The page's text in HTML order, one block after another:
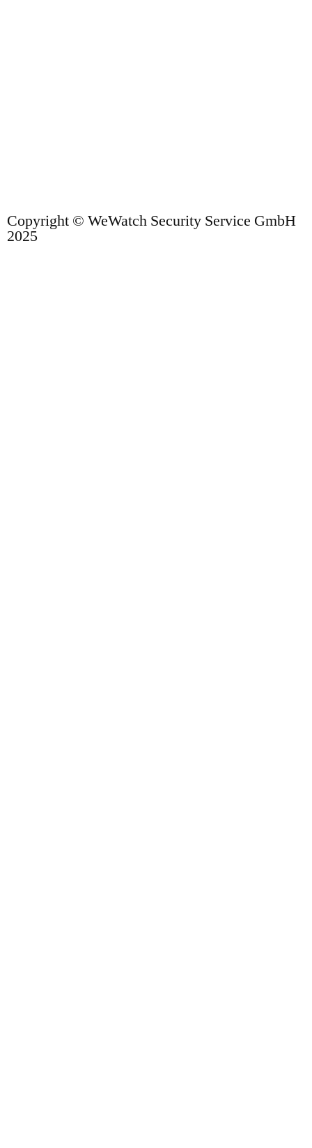
Copyright © WeWatch Security Service GmbH
2025